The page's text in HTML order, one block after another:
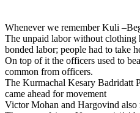
Whenever we remember Kuli
The unpaid labor without clothing
bonded labor; people had to take
On top of it the officers used to
common from officers.
The Kurmachal Kesary Badridatt
came ahead for movement
Victor Mohan and Hargovind also